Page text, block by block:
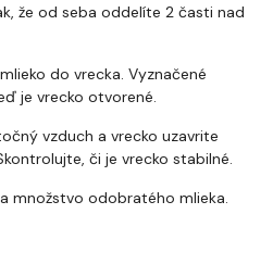
že od seba oddelíte 2 časti nad
do vrecka. Vyznačené
je vrecko otvorené.
vzduch a vrecko uzavrite
či je vrecko stabilné.
množstvo odobratého mlieka.